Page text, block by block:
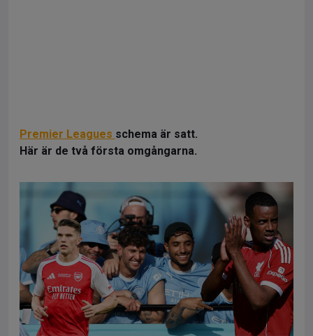
Premier Leagues schema är satt.
Här är de två första omgångarna.